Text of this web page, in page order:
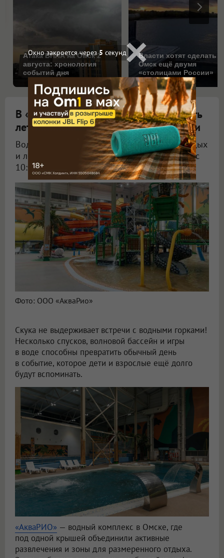
Атака БПЛА на Омск 2
августа: хронология
событий дня
Власти хотят сделать
Омск ещё двумя
«столицами России»
В «АкваРИО» показали, как разбавить
летние дни водными приключениями
Водные развлечения, восстановительный отдых
и летний пляж доступны омичам ежедневно с
10:00 до 22:00.
Фото: ООО «АкваРио»
Скука не выдерживает встречи с водными горками!
Несколько спусков, волновой бассейн и игры
в воде способны превратить обычный день
в событие, которое дети и взрослые ещё долго
будут вспоминать.
«АкваРИО» — водный комплекс в Омске, где
под одной крышей объединили активные
развлечения и зоны для размеренного отдыха.
Окно закроется через3 секунд